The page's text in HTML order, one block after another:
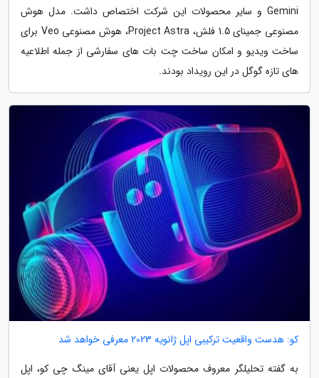
Gemini و سایر محصولات این شرکت اختصاص داشت. مدل هوش
مصنوعی جمینای 1.5 فلش، Project Astra، هوش مصنوعی Veo برای
ساخت ویدیو و امکان ساخت چت بات های سفارشی از جمله اطلاعیه
های تازه گوگل در این رویداد بودند.
کو: هدست واقعیت ترکیبی اپل ژانویه 2023 معرفی خواهد شد
به گفته تحلیلگر معروف محصولات اپل یعنی آقای مینگ چی کو، اپل